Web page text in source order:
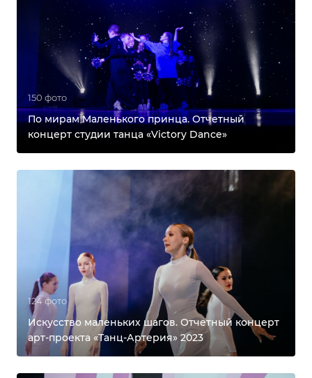
150 фото
По мирам Маленького принца. Отчетный
концерт студии танца «Victory Dance»
124 фото
Искусство маленьких шагов. Отчетный концерт
арт-проекта «Танц-Артерия» 2023